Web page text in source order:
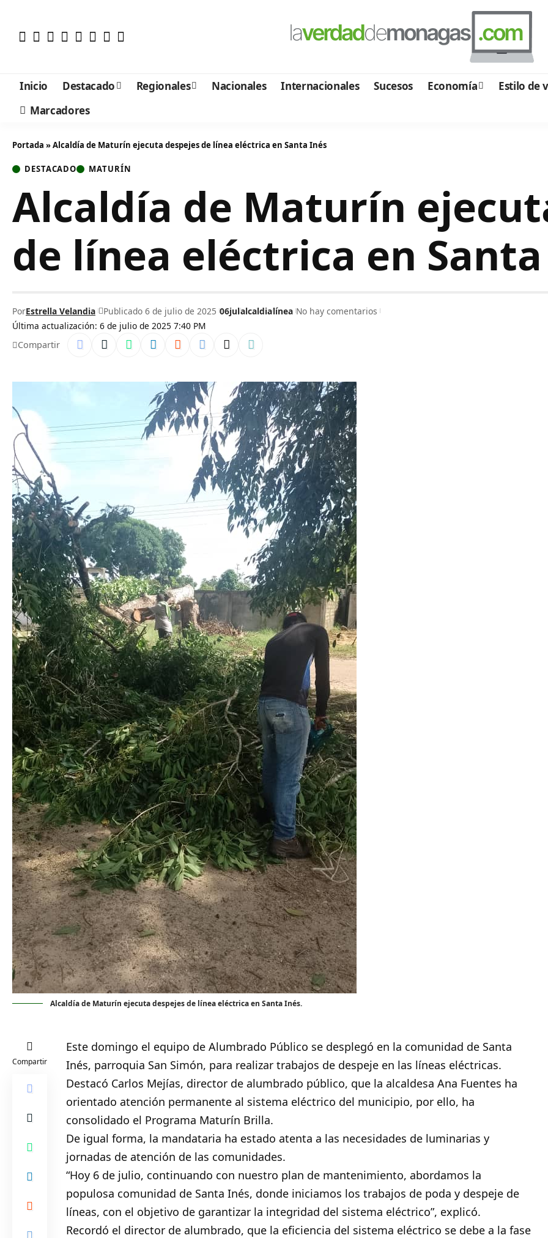
Inicio Destacado Regionales Nacionales Internacionales Sucesos Economía Estilo de
Marcadores
Portada »Alcaldía de Maturín ejecuta despejes de línea eléctrica en Santa Inés
DESTACADO MATURÍN
Alcaldía de Maturín
de línea eléctrica en
Última actualización: 6 de julio de 2025 7:40 PM
PorEstrella Velandia Publicado 6 de julio de 2025 06julalcaldialínea No hay comentarios
Compartir
Alcaldía de Maturín ejecuta despejes de línea eléctrica en Santa Inés.
Compartir
Este domingo el equipo de Alumbrado Público se desplegó en la comunidad de Santa
Inés, parroquia San Simón, para realizar trabajos de despeje en las líneas eléctricas.
Destacó Carlos Mejías, director de alumbrado público, que la alcaldesa Ana Fuentes ha
orientado atención permanente al sistema eléctrico del municipio, por ello, ha
consolidado el Programa Maturín Brilla.
De igual forma, la mandataria ha estado atenta a las necesidades de luminarias y
jornadas de atención de las comunidades.
“Hoy 6 de julio, continuando con nuestro plan de mantenimiento, abordamos la
populosa comunidad de Santa Inés, donde iniciamos los trabajos de poda y despeje de
líneas, con el objetivo de garantizar la integridad del sistema eléctrico”, explicó.
Recordó el director de alumbrado, que la eficiencia del sistema eléctrico se debe a la fase